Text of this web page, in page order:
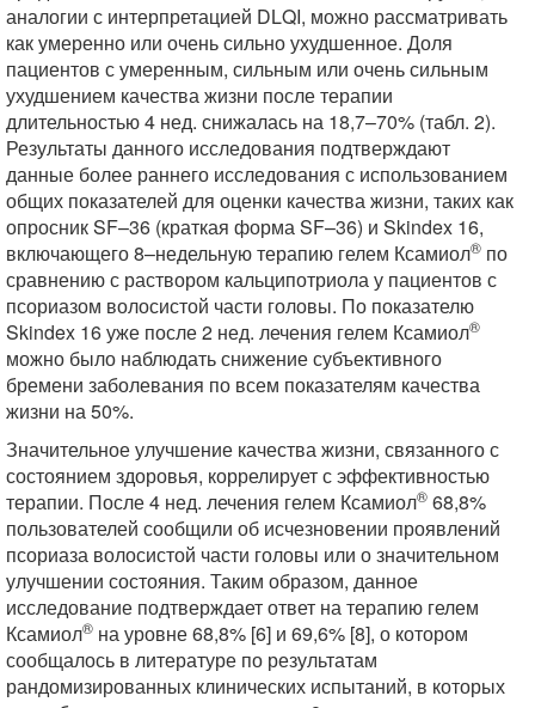
аналогии с интерпретацией DLQI, можно рассматривать
как умеренно или очень сильно ухудшенное. Доля
пациентов с умеренным, сильным или очень сильным
ухудшением качества жизни после терапии
длительностью 4 нед. снижалась на 18,7–70% (табл. 2).
Результаты данного исследования подтверждают
данные более раннего исследования с использованием
общих показателей для оценки качества жизни, таких как
опросник SF–36 (краткая форма SF–36) и Skindex 16,
включающего 8–недельную терапию гелем Ксамиол® по
сравнению с раствором кальципотриола у пациентов с
псориазом волосистой части головы. По показателю
Skindex 16 уже после 2 нед. лечения гелем Ксамиол®
можно было наблюдать снижение субъективного
бремени заболевания по всем показателям качества
жизни на 50%.
Значительное улучшение качества жизни, связанного с
состоянием здоровья, коррелирует с эффективностью
терапии. После 4 нед. лечения гелем Ксамиол® 68,8%
пользователей сообщили об исчезновении проявлений
псориаза волосистой части головы или о значительном
улучшении состояния. Таким образом, данное
исследование подтверждает ответ на терапию гелем
Ксамиол® на уровне 68,8% [6] и 69,6% [8], о котором
сообщалось в литературе по результатам
рандомизированных клинических испытаний, в которых